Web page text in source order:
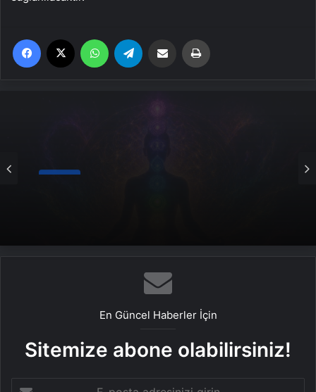
Facebook WhatsApp Email'den paylaş
En Güncel Haberler İçin
Sitemize abone olabilirsiniz!